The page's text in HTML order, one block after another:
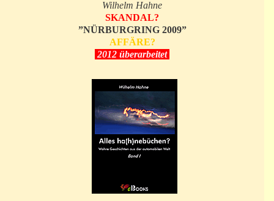
Wilhelm Hahne
SKANDAL?
”NÜRBURGRING 2009”
AFFÄRE?
2012 überarbeitet